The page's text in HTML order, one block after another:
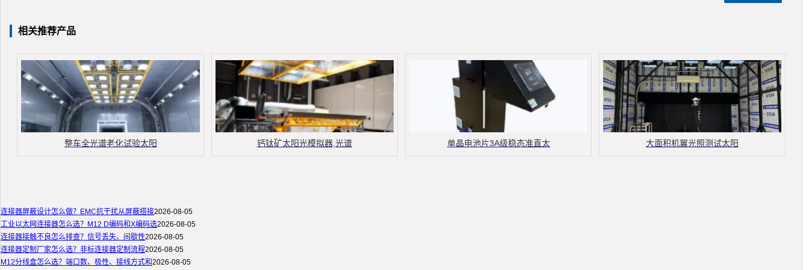
相关推荐产品
整车全光谱老化试验太阳 钙钛矿太阳光模拟器,光谱 单晶电池片3A级稳态准直太 大面积机翼光照测试太阳
连接器屏蔽设计怎么做？EMC抗干扰从屏蔽搭接2026-08-05
工业以太网连接器怎么选？M12 D编码和X编码选2026-08-05
连接器接触不良怎么排查？信号丢失、间歇性2026-08-05
连接器定制厂家怎么选？非标连接器定制流程2026-08-05
M12分线盒怎么选？端口数、极性、接线方式和2026-08-05